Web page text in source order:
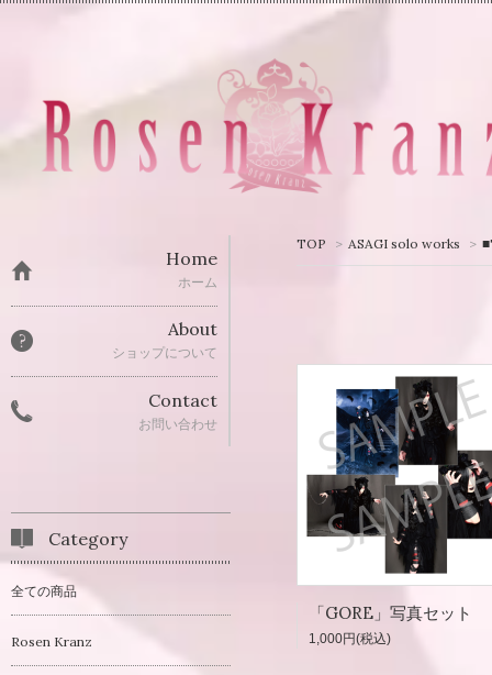
TOP > ASAGI solo works >
「GORE」写真セット
1,000円(税込)
Home
ホーム
About
ショップについて
Contact
お問い合わせ
Category
全ての商品
Rosen Kranz